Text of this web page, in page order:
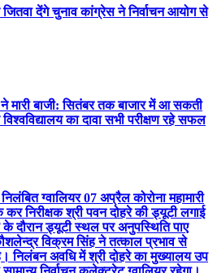
देंगे चुनाव कांग्रेस ने निर्वाचन आयोग से
मारी बाजी: सितंबर तक बाजार में आ सकती
का दावा सभी परीक्षण रहे सफल
ग्वालियर 07 अप्रैल कोरोना महामारी
निरीक्षक श्री पवन दोहरे की ड्यूटी लगाई
के दौरान ड्यूटी स्थल पर अनुपस्थिति पाए
विक्रम सिंह ने तत्काल प्रभाव से
निलंबन अवधि में श्री दोहरे का मुख्यालय उप